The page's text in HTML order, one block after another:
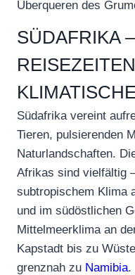
Überqueren des
SÜDAFRIKA
Südafrika vereint
Tieren, pulsierenden
Naturlandschaften.
Afrikas sind vielfältig
subtropischem Klima
und im südöstlichen
Mittelmeerklima an
Kapstadt bis zu
grenznah zu Namibia.